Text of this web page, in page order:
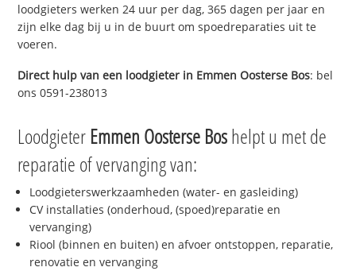
loodgieters werken 24 uur per dag, 365 dagen per jaar en
zijn elke dag bij u in de buurt om spoedreparaties uit te
voeren.
Direct hulp van een loodgieter in Emmen Oosterse Bos: bel
ons 0591-238013
Loodgieter Emmen Oosterse Boshelpt u met de
reparatie of vervanging van:
Loodgieterswerkzaamheden (water- en gasleiding)
CV installaties (onderhoud, (spoed)reparatie en
vervanging)
Riool (binnen en buiten) en afvoer ontstoppen, reparatie,
renovatie en vervanging